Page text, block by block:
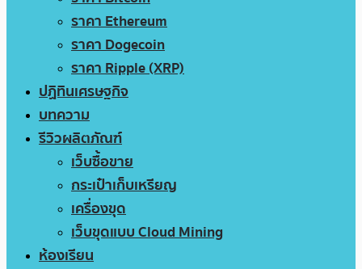
ราคา Ethereum
ราคา Dogecoin
ราคา Ripple (XRP)
ปฏิทินเศรษฐกิจ
บทความ
รีวิวผลิตภัณฑ์
เว็บซื้อขาย
กระเป๋าเก็บเหรียญ
เครื่องขุด
เว็บขุดแบบ Cloud Mining
ห้องเรียน